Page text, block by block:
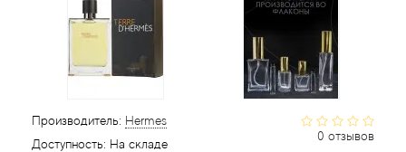
0 отзывов
Производитель: Hermes
Доступность: На складе